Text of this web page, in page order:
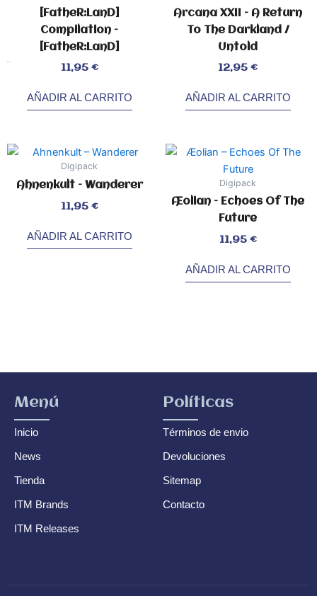
[FatheR:LanD]
Compilation –
[FatheR:LanD]
11,95 €
AÑADIR AL CARRITO
Arcana XXII – A Return
To The Darkland /
Untold
12,95 €
AÑADIR AL CARRITO
Digipack
Ahnenkult – Wanderer
11,95 €
AÑADIR AL CARRITO
Digipack
Æolian – Echoes Of The
Future
11,95 €
AÑADIR AL CARRITO
Menú
Inicio
News
Tienda
ITM Brands
ITM Releases
Políticas
Términos de envio
Devoluciones
Sitemap
Contacto